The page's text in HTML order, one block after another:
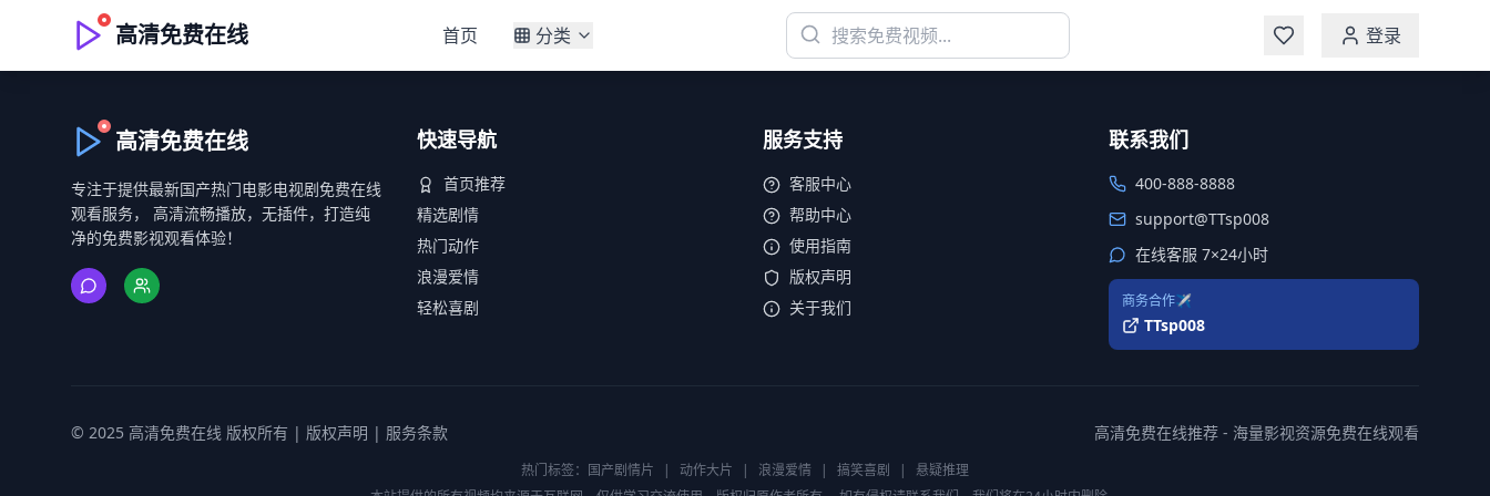
高清免费在线 首页 分类 登录
高清免费在线
专注于提供最新国产热门电影电视剧免费在线
观看服务， 高清流畅播放，无插件，打造纯
净的免费影视观看体验！
快速导航
首页推荐
精选剧情
热门动作
浪漫爱情
轻松喜剧
服务支持
客服中心
帮助中心
使用指南
版权声明
关于我们
联系我们
400-888-8888
support@TTsp008
在线客服 7×24小时
商务合作✈️
TTsp008
© 2025 高清免费在线 版权所有 | 版权声明 | 服务条款 高清免费在线推荐 - 海量影视资源免费在线观看
热门标签： 国产剧情片 | 动作大片 | 浪漫爱情 | 搞笑喜剧 |
悬疑推理